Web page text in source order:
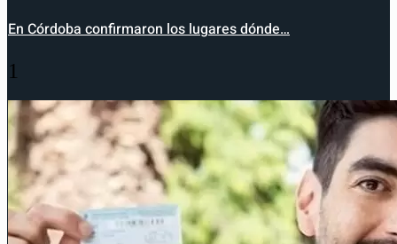
En Córdoba confirmaron los lugares dónde…
1